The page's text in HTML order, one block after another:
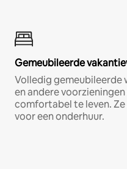
Gemeubileerde
Volledig gemeubileerde
en andere
comfortabel te leven.
voor een onderhuur.